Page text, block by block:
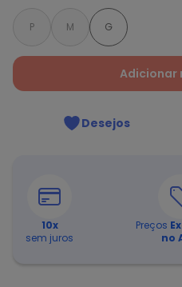
P M G
Adicionar
Desejos
10x
sem juros
Preços
no